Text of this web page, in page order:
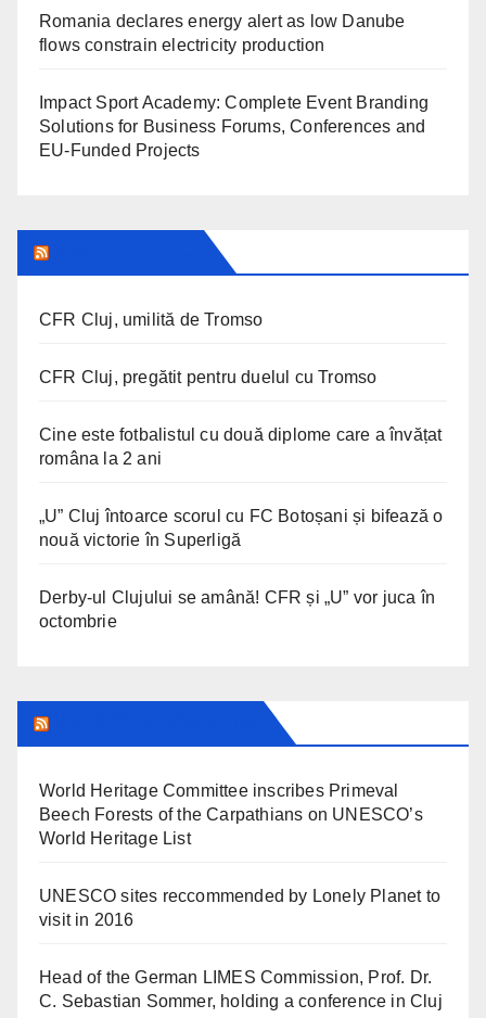
Romania declares energy alert as low Danube
flows constrain electricity production
Impact Sport Academy: Complete Event Branding
Solutions for Business Forums, Conferences and
EU-Funded Projects
CFR Cluj, umilită de Tromso
CFR Cluj, pregătit pentru duelul cu Tromso
Cine este fotbalistul cu două diplome care a învățat
româna la 2 ani
„U” Cluj întoarce scorul cu FC Botoșani și bifează o
nouă victorie în Superligă
Derby-ul Clujului se amână! CFR și „U” vor juca în
octombrie
World Heritage Committee inscribes Primeval
Beech Forests of the Carpathians on UNESCO’s
World Heritage List
UNESCO sites reccommended by Lonely Planet to
visit in 2016
Head of the German LIMES Commission, Prof. Dr.
C. Sebastian Sommer, holding a conference in Cluj